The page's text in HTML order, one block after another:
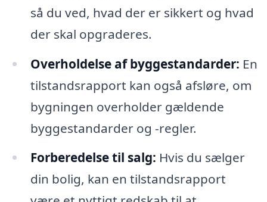
så du ved, hvad der er sikkert og hvad
der skal opgraderes.
Overholdelse af byggestandarder: En
tilstandsrapport kan også afsløre, om
bygningen overholder gældende
byggestandarder og -regler.
Forberedelse til salg: Hvis du sælger
din bolig, kan en tilstandsrapport